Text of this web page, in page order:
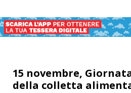
15 novembre,
della colletta